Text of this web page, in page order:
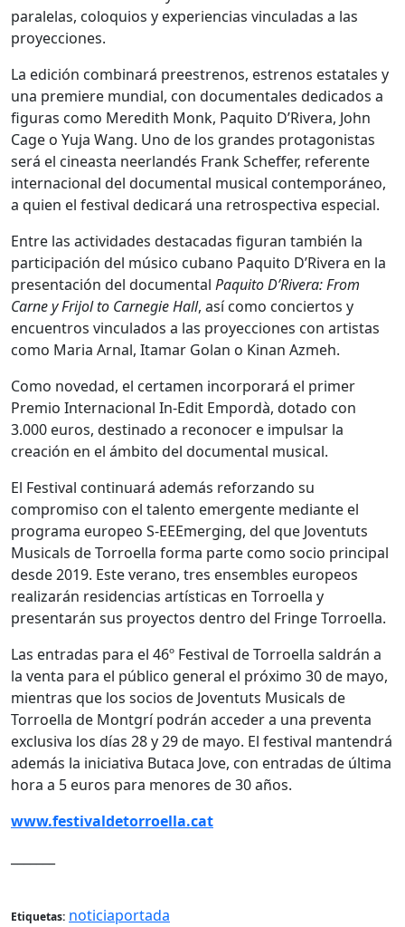
paralelas, coloquios y experiencias vinculadas a las
proyecciones.
La edición combinará preestrenos, estrenos estatales y
una premiere mundial, con documentales dedicados a
figuras como Meredith Monk, Paquito D’Rivera, John
Cage o Yuja Wang. Uno de los grandes protagonistas
será el cineasta neerlandés Frank Scheffer, referente
internacional del documental musical contemporáneo,
a quien el festival dedicará una retrospectiva especial.
Entre las actividades destacadas figuran también la
participación del músico cubano Paquito D’Rivera en la
presentación del documental Paquito D’Rivera: From
Carne y Frijol to Carnegie Hall, así como conciertos y
encuentros vinculados a las proyecciones con artistas
como Maria Arnal, Itamar Golan o Kinan Azmeh.
Como novedad, el certamen incorporará el primer
Premio Internacional In-Edit Empordà, dotado con
3.000 euros, destinado a reconocer e impulsar la
creación en el ámbito del documental musical.
El Festival continuará además reforzando su
compromiso con el talento emergente mediante el
programa europeo S-EEEmerging, del que Joventuts
Musicals de Torroella forma parte como socio principal
desde 2019. Este verano, tres ensembles europeos
realizarán residencias artísticas en Torroella y
presentarán sus proyectos dentro del Fringe Torroella.
Las entradas para el 46º Festival de Torroella saldrán a
la venta para el público general el próximo 30 de mayo,
mientras que los socios de Joventuts Musicals de
Torroella de Montgrí podrán acceder a una preventa
exclusiva los días 28 y 29 de mayo. El festival mantendrá
además la iniciativa Butaca Jove, con entradas de última
hora a 5 euros para menores de 30 años.
www.festivaldetorroella.cat
Etiquetas: noticiaportada